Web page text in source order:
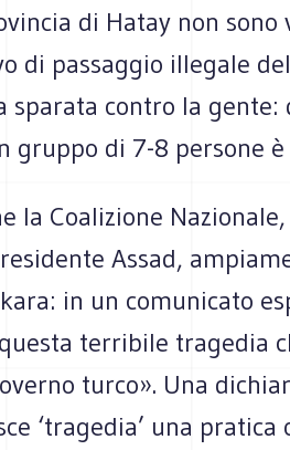
di Hatay non sono
di passaggio illegale
sparata contro la gente:
gruppo di 7-8 persone
la Coalizione
Assad,
in un comunicato
terribile tragedia
turco». Una
‘tragedia’ una